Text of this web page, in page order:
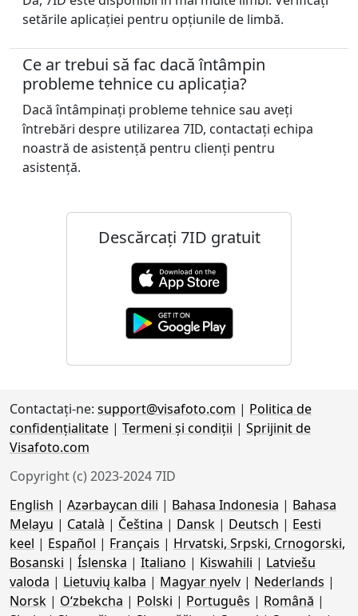
setările aplicației pentru opțiunile de limbă.
Ce ar trebui să fac dacă întâmpin
probleme tehnice cu aplicația?
Dacă întâmpinați probleme tehnice sau aveți
întrebări despre utilizarea 7ID, contactați echipa
noastră de asistență pentru clienți pentru
asistență.
Descărcați 7ID gratuit
Contactaţi-ne: support@visafoto.com | Politica de
confidențialitate | Termeni și condiții | Sprijinit de
Visafoto.com
Copyright (c) 2023-2024 7ID
English | Azərbaycan dili | Bahasa Indonesia | Bahasa
Melayu | Català | Čeština | Dansk | Deutsch | Eesti
keel | Español | Français | Hrvatski, Srpski, Crnogorski,
Bosanski | Íslenska | Italiano | Kiswahili | Latviešu
valoda | Lietuvių kalba | Magyar nyelv | Nederlands |
Norsk | Oʻzbekcha | Polski | Português | Română |